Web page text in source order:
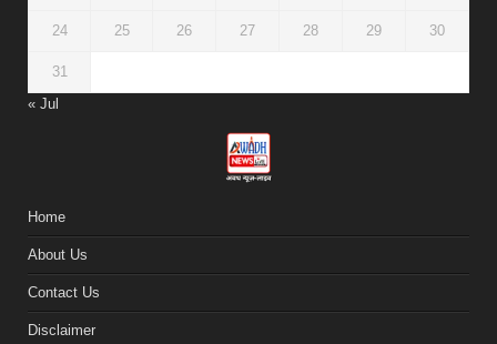
24 25 26 27 28 29 30
31
« Jul
Home
About Us
Contact Us
Disclaimer